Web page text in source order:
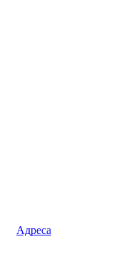
Адреса